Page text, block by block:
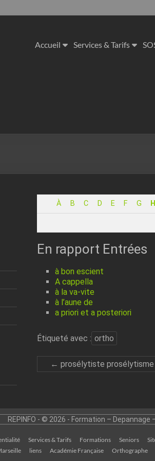
Accueil Services & Tarifs
À B C D E F G H
En rapport Entrées
à bon escient
A cappella
à la va-vite
à l’aune de
a priori et a posteriori
Étiqueté avec : ortho
← prosélytiste prosélytisme
REPINFO - © 2026 - Formation – Depannage
Services & Tarifs Formations Seniors
liens Académie Française Orthographe